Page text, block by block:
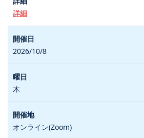
詳細
2026/10/8
木
オンライン(Zoom)